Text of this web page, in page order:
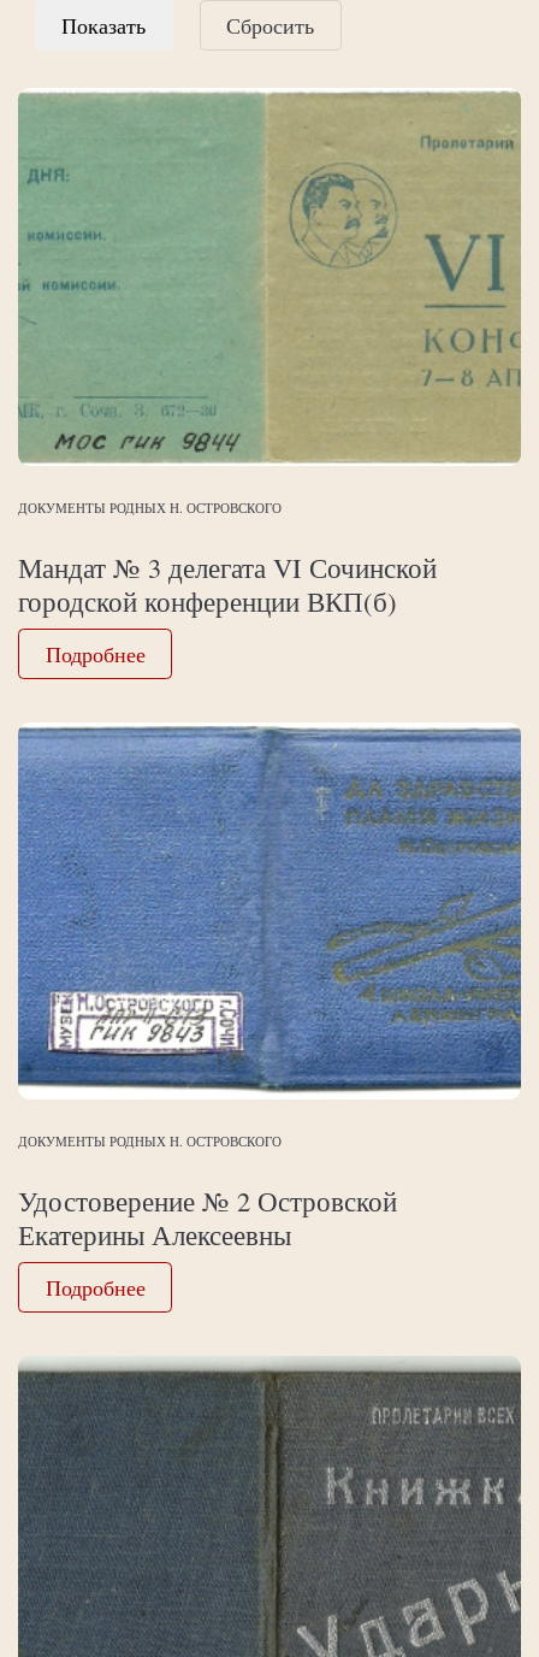
Сбросить
ДОКУМЕНТЫ РОДНЫХ Н. ОСТРОВСКОГО
Мандат № 3 делегата VI Сочинской
городской конференции ВКП(б)
Подробнее
ДОКУМЕНТЫ РОДНЫХ Н. ОСТРОВСКОГО
Удостоверение № 2 Островской
Екатерины Алексеевны
Подробнее